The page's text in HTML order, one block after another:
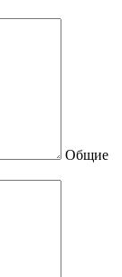
Общие